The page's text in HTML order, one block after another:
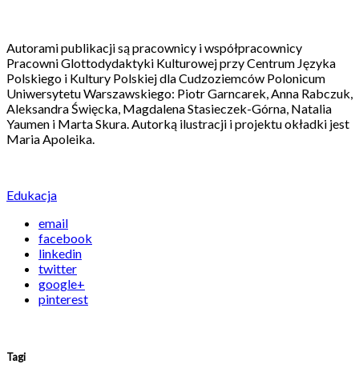
Autorami publikacji są pracownicy i współpracownicy
Pracowni Glottodydaktyki Kulturowej przy Centrum Języka
Polskiego i Kultury Polskiej dla Cudzoziemców Polonicum
Uniwersytetu Warszawskiego: Piotr Garncarek, Anna Rabczuk,
Aleksandra Święcka, Magdalena Stasieczek-Górna, Natalia
Yaumen i Marta Skura. Autorką ilustracji i projektu okładki jest
Maria Apoleika.
Edukacja
email
facebook
linkedin
twitter
google+
pinterest
Tagi